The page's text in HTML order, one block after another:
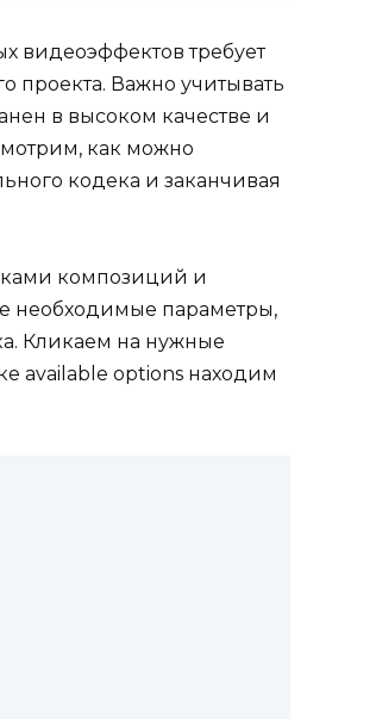
видеоэффектов требует
проекта. Важно учитывать
в высоком качестве и
как можно
кодека и заканчивая
композиций и
необходимые параметры,
Кликаем на нужные
available options находим